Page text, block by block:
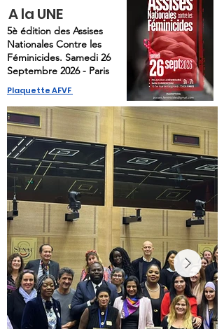
A la UNE
5è édition des Assises
Nationales Contre les
Féminicides. Samedi 26
Septembre 2026 - Paris
Plaquette AFVF